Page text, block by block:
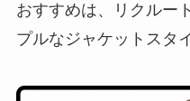
おすすめは、リクルー
プルなジャケットスタ